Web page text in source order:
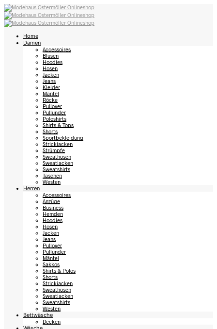
Home
Damen
Accessoires
Blusen
Hoodies
Hosen
Jacken
Jeans
Kleider
Mäntel
Röcke
Pullover
Pullunder
Poloshirts
Shirts & Tops
Shorts
Sportbekleidung
Strickjacken
Strümpfe
Sweathosen
Sweatjacken
Sweatshirts
Taschen
Westen
Herren
Accessoires
Anzüge
Business
Hemden
Hoodies
Hosen
Jacken
Jeans
Pullover
Pullunder
Mäntel
Sakkos
Shirts & Polos
Shorts
Strickjacken
Sweathosen
Sweatjacken
Sweatshirts
Westen
Bettwäsche
Decken